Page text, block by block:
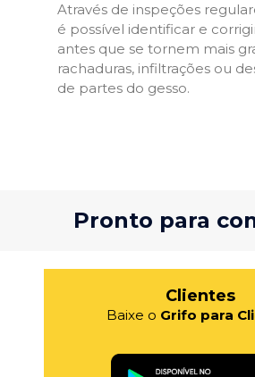
Através de inspeções
é possível identificar e
antes que se tornem mais
rachaduras, infiltrações ou
de partes do gesso.
Pronto para
Clientes
Baixe o Grifo para